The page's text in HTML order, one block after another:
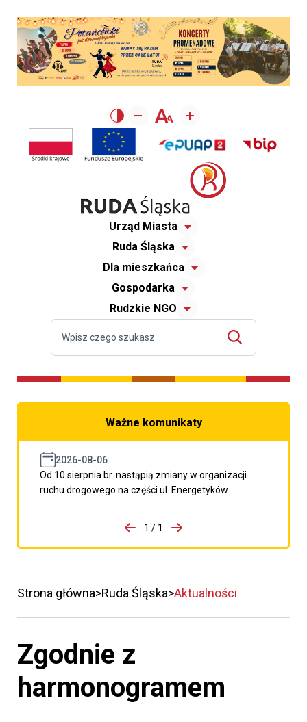
Urząd Miasta
Ruda Śląska
Dla mieszkańca
Gospodarka
Rudzkie NGO
Ważne komunikaty
2026-08-06
Od 10 sierpnia br. nastąpią zmiany w organizacji
ruchu drogowego na części ul. Energetyków.
porzpedniego komunikatu
1 / 1
Przejdź do następnego
Strona główna Ruda Śląska Aktualności
Zgodnie z
harmonogramem